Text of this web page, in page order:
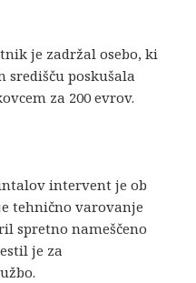
je zadržal osebo, ki
poskušala
za 200 evrov.
intervent je ob
tehnično varovanje
spretno nameščeno
je za